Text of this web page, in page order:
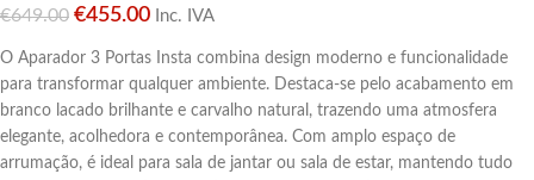
€649.00 €455.00 Inc. IVA
O Aparador 3 Portas Insta combina design moderno e funcionalidade
para transformar qualquer ambiente. Destaca-se pelo acabamento em
branco lacado brilhante e carvalho natural, trazendo uma atmosfera
elegante, acolhedora e contemporânea. Com amplo espaço de
arrumação, é ideal para sala de jantar ou sala de estar, mantendo tudo